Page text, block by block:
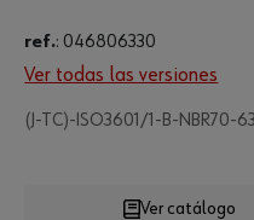
ref.: 046806330
Ver todas las versiones
(J-TC)-ISO3601/1-B-NBR70-
Loading...
Ver catálogo